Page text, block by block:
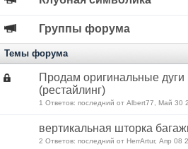
Группы форума
Темы форума
Продам оригинальные дуги
(рестайлинг)
1 Ответов: последний от Albert77, Май 30
вертикальная шторка
2 Ответов: последний от HerrArtur, Апр 08